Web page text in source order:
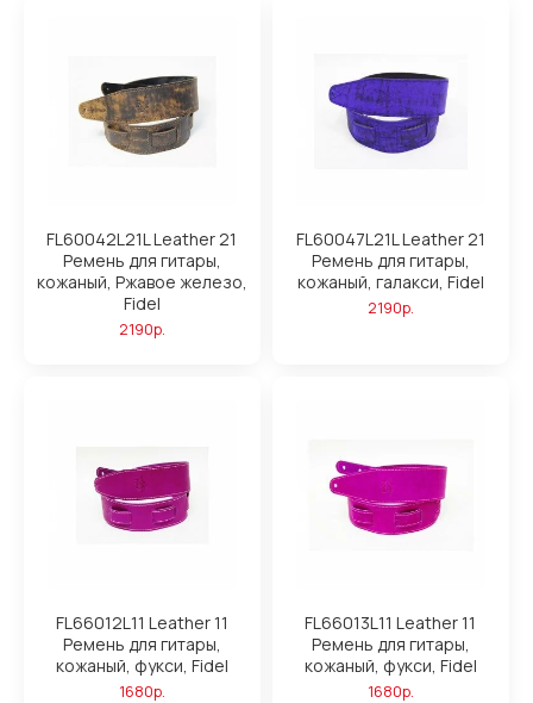
FL60042L21L Leather 21
Ремень для гитары,
кожаный, Ржавое железо,
Fidel
2190р.
FL60047L21L Leather 21
Ремень для гитары,
кожаный, галакси, Fidel
2190р.
FL66012L11 Leather 11
Ремень для гитары,
кожаный, фукси, Fidel
1680р.
FL66013L11 Leather 11
Ремень для гитары,
кожаный, фукси, Fidel
1680р.